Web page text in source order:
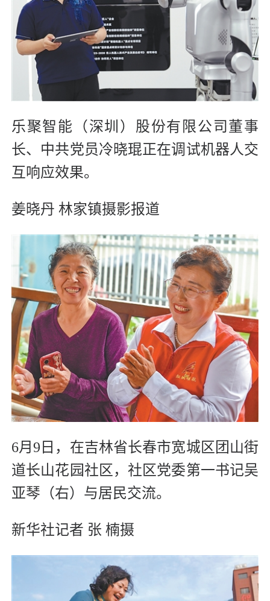
乐聚智能（深圳）股份有限公司董事
长、中共党员冷晓琨正在调试机器人交
互响应效果。
姜晓丹 林家镇摄影报道
6月9日，在吉林省长春市宽城区团山街
道长山花园社区，社区党委第一书记吴
亚琴（右）与居民交流。
新华社记者 张 楠摄